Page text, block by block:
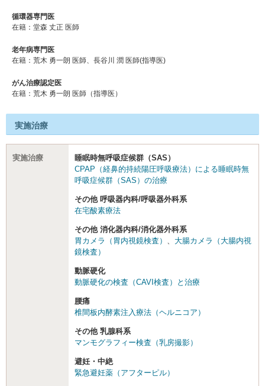
循環器専門医
在籍：堂森 丈正 医師
老年病専門医
在籍：荒木 勇一朗 医師、長谷川 潤 医師(指導医)
がん治療認定医
在籍：荒木 勇⼀朗 医師（指導医）
実施治療
実施治療
睡眠時無呼吸症候群（SAS）
CPAP（経鼻的持続陽圧呼吸療法）による睡眠時無
呼吸症候群（SAS）の治療
その他 呼吸器内科/呼吸器外科系
在宅酸素療法
その他 消化器内科/消化器外科系
胃カメラ（胃内視鏡検査）
大腸カメラ（大腸内視
鏡検査）
動脈硬化
動脈硬化の検査（CAVI検査）と治療
腰痛
椎間板内酵素注入療法（ヘルニコア）
その他 乳腺科系
マンモグラフィー検査（乳房撮影）
避妊・中絶
緊急避妊薬（アフターピル）